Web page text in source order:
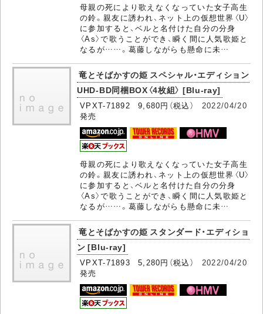
母親の死により歌えなくなっていた女子高生
の鈴。親友に誘われ、ネット上の仮想世界〈U〉
に参加すると、ベルと名付けた自分の分身
〈As〉で歌うことができ、瞬く間に人気歌姫と
なるが……。葛藤しながらも懸命に未…
竜とそばかすの姫 スペシャル・エディション
UHD-BD同梱BOX〈4枚組〉 [Blu-ray]
VPXT-71892 9,680円（税込） 2022/04/20
発売
母親の死により歌えなくなっていた女子高生
の鈴。親友に誘われ、ネット上の仮想世界〈U〉
に参加すると、ベルと名付けた自分の分身
〈As〉で歌うことができ、瞬く間に人気歌姫と
なるが……。葛藤しながらも懸命に未…
竜とそばかすの姫 スタンダード・エディショ
ン [Blu-ray]
VPXT-71893 5,280円（税込） 2022/04/20
発売